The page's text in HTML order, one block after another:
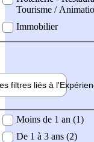
Tourisme /
Immobilier
filtres liés à l'
demandée
Moins de 1 an (1)
De 1 à 3 ans (2)